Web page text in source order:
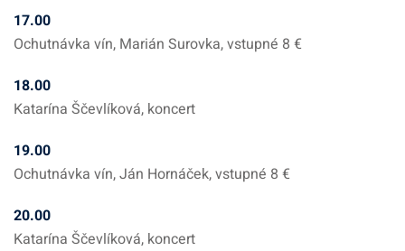
17.00
Ochutnávka vín, Marián Surovka, vstupné 8 €
18.00
Katarína Ščevlíková, koncert
19.00
Ochutnávka vín, Ján Hornáček, vstupné 8 €
20.00
Katarína Ščevlíková, koncert